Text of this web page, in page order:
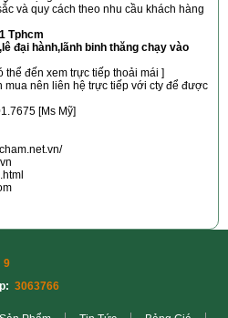
và quy cách theo nhu cầu khách hàng
Tphcm
đại hành,lãnh binh thăng chạy vào
thể đến xem trực tiếp thoải mái ]
mua nên liên hệ trực tiếp với cty để được
[Ms Mỹ]
9
3063766